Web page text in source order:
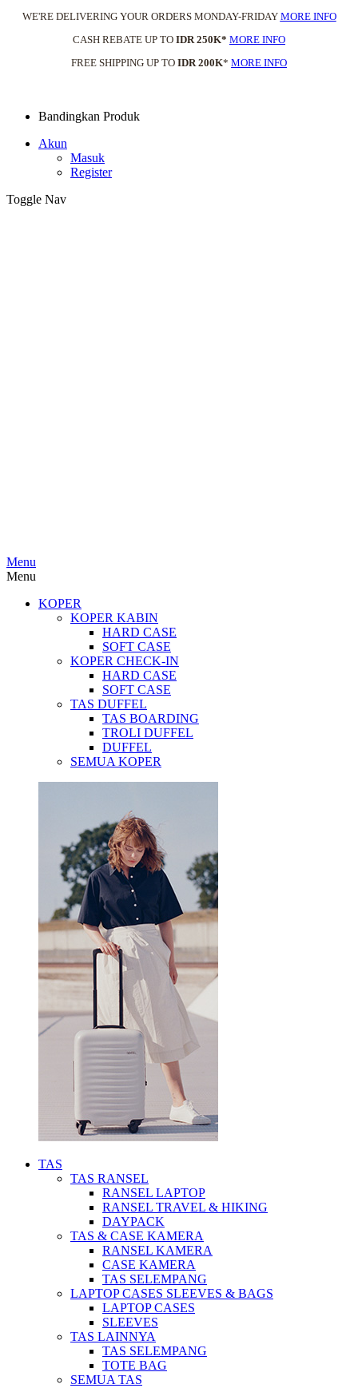
WE'RE DELIVERING YOUR ORDERS MONDAY-FRIDAY MORE INFO
CASH REBATE UP TO IDR 250K* MORE INFO
FREE SHIPPING UP TO IDR 200K* MORE INFO
Bandingkan Produk
Akun
Masuk
Register
Toggle Nav
Menu
Menu
KOPER
KOPER KABIN
HARD CASE
SOFT CASE
KOPER CHECK-IN
HARD CASE
SOFT CASE
TAS DUFFEL
TAS BOARDING
TROLI DUFFEL
DUFFEL
SEMUA KOPER
TAS
TAS RANSEL
RANSEL LAPTOP
RANSEL TRAVEL & HIKING
DAYPACK
TAS & CASE KAMERA
RANSEL KAMERA
CASE KAMERA
TAS SELEMPANG
LAPTOP CASES SLEEVES & BAGS
LAPTOP CASES
SLEEVES
TAS LAINNYA
TAS SELEMPANG
TOTE BAG
SEMUA TAS